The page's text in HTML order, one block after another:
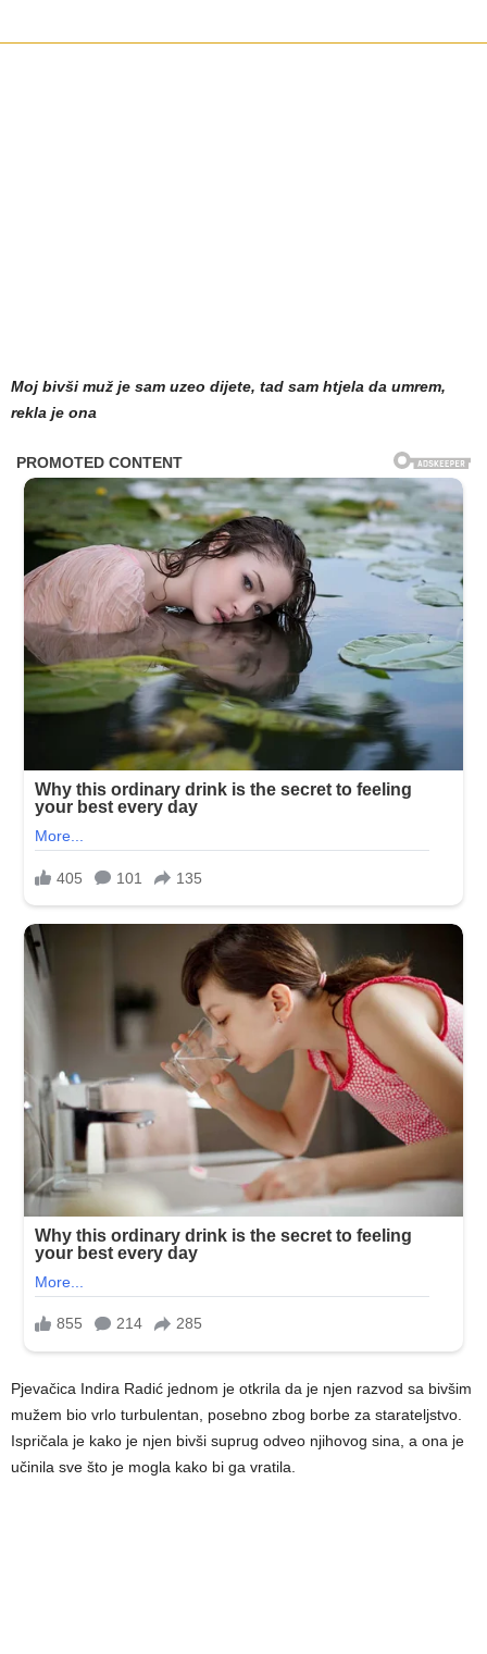
Moj bivši muž je sam uzeo dijete, tad sam htjela da umrem,
rekla je ona
Pjevačica Indira Radić jednom je otkrila da je njen razvod sa bivšim
mužem bio vrlo turbulentan, posebno zbog borbe za starateljstvo.
Ispričala je kako je njen bivši suprug odveo njihovog sina, a ona je
učinila sve što je mogla kako bi ga vratila.